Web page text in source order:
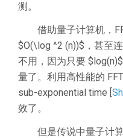
测。
借助量子计算机，
$O(\log ^2 (n))$，甚至
不用，因为只要
量了。利用高性能的
sub-exponential time [
效了。
但是传说中量子计算